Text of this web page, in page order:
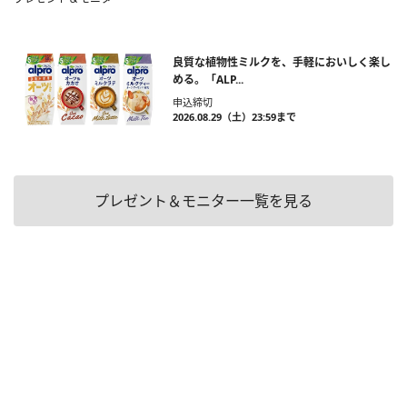
良質な植物性ミルクを、手軽においしく楽し
める。「ALP...
申込締切
2026.08.29（土）23:59まで
プレゼント＆モニター一覧を見る